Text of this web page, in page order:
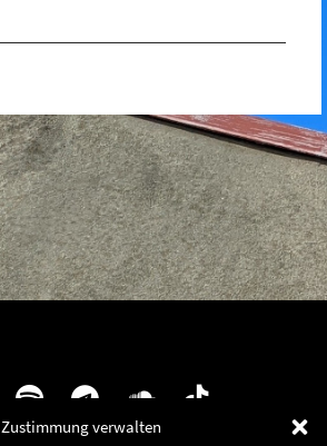
Zustimmung verwalten